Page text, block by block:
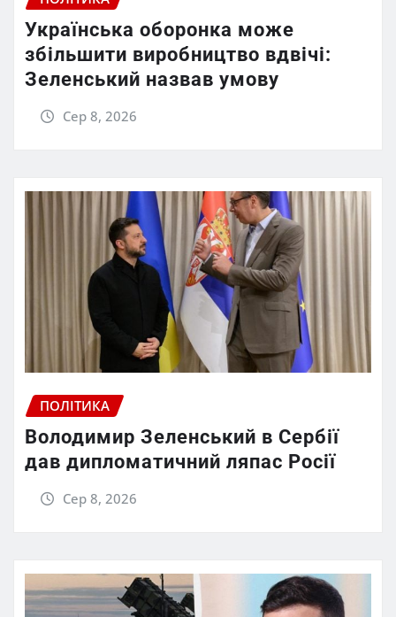
Українська оборонка може
збільшити виробництво вдвічі:
Зеленський назвав умову
Сер 8, 2026
ПОЛІТИКА
Володимир Зеленський в Сербії
дав дипломатичний ляпас Росії
Сер 8, 2026